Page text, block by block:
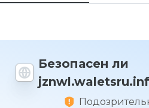
Безопасен ли
Как бы
этот
1 до 5?